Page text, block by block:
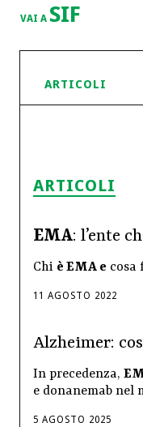
VAI A SIF
ARTICOLI
ARTICOLI
EMA: l’ente
Chi è EMA e cosa
11 AGOSTO 2022
Alzheimer:
In precedenza,
e donanemab nel
5 AGOSTO 2025